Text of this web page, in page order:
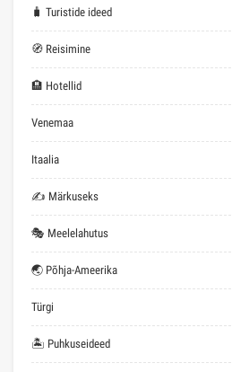
🧳 Turistide ideed
🧭 Reisimine
🏨 Hotellid
Venemaa
Itaalia
✍ Märkuseks
🎭 Meelelahutus
🌏 Põhja-Ameerika
Türgi
🏝 Puhkuseideed